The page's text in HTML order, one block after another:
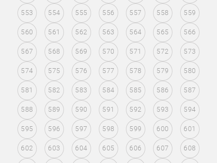
553 554 555 556 557 558 559
560 561 562 563 564 565 566
567 568 569 570 571 572 573
574 575 576 577 578 579 580
581 582 583 584 585 586 587
588 589 590 591 592 593 594
595 596 597 598 599 600 601
602 603 604 605 606 607 608